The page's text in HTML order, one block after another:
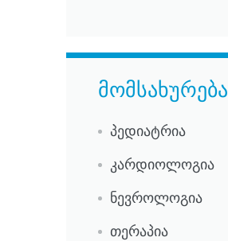
მომსახურება
პედიატრია
კარდიოლოგია
ნევროლოგია
თერაპია